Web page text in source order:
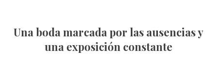
Una boda marcada por las ausencias y
una exposición constante